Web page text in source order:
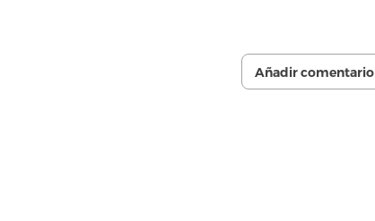
Añadir comentario